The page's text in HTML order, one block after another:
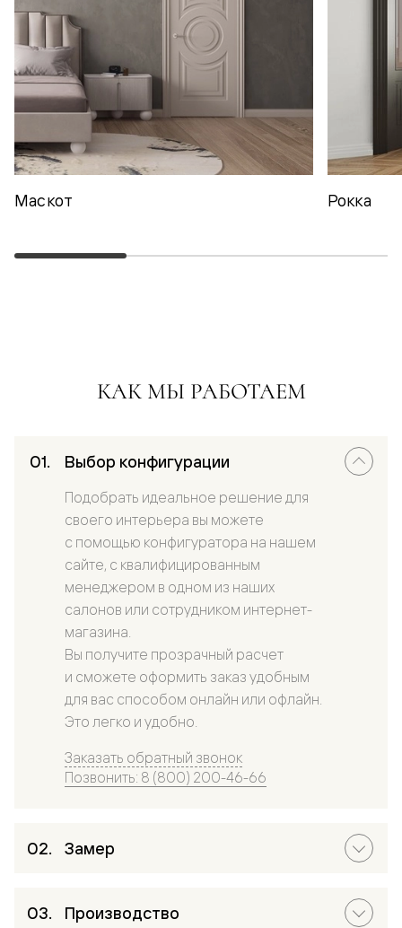
Маскот Рокка
КАК МЫ РАБОТАЕМ
Выбор конфигурации
Подобрать идеальное решение для
своего интерьера вы можете
с помощью конфигуратора на нашем
сайте, с квалифицированным
менеджером в одном из наших
салонов или сотрудником интернет-
магазина.
Вы получите прозрачный расчет
и сможете оформить заказ удобным
для вас способом онлайн или офлайн.
Это легко и удобно.
Заказать обратный звонок
Позвонить: 8 (800) 200-46-66
Замер
Производство